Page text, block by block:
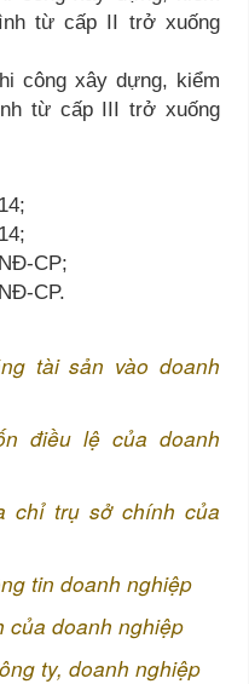
từ cấp II trở xuống
công xây dựng, kiểm
từ cấp III trở xuống
CP;
CP.
tài sản vào doanh
điều lệ của doanh
trụ sở chính của
tin doanh nghiệp
của doanh nghiệp
ty, doanh nghiệp